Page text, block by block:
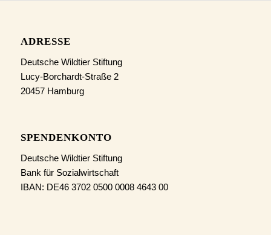
ADRESSE
Deutsche Wildtier Stiftung
Lucy-Borchardt-Straße 2
20457 Hamburg
SPENDENKONTO
Deutsche Wildtier Stiftung
Bank für Sozialwirtschaft
IBAN: DE46 3702 0500 0008 4643 00